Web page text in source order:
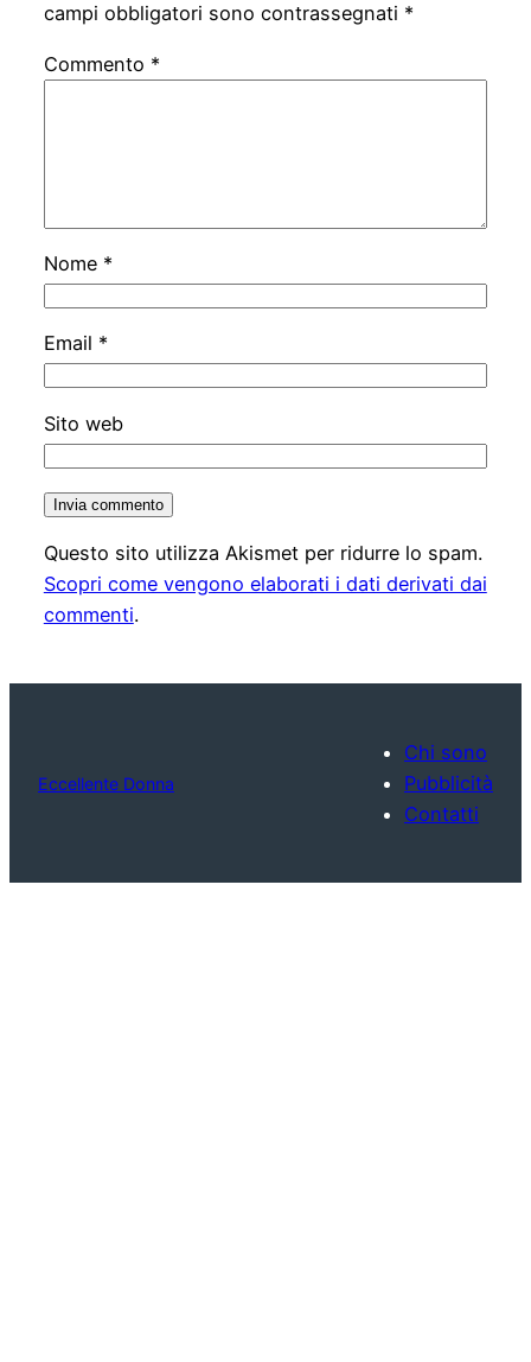
campi obbligatori sono contrassegnati *
Commento *
Nome *
Email *
Sito web
Questo sito utilizza Akismet per ridurre lo spam.
Scopri come vengono elaborati i dati derivati dai
commenti.
Eccellente Donna
Chi sono
Pubblicità
Contatti